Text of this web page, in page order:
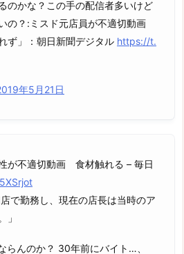
のかな？この手の配信者多いけど
の？:ミスド元店員が不適切動画
ず」：朝日新聞デジタル https://t.
年5月21日
が不適切動画 食材触れる – 毎日
で勤務し、現在の店長は当時のア
」
らんのか？ 30年前にバイト…、